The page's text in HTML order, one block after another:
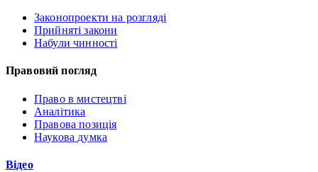
Законопроекти на розгляді
Прийняті закони
Набули чинності
Правовий погляд
Право в мистецтві
Аналітика
Правова позиція
Наукова думка
Відео